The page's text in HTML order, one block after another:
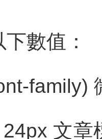
數值：
family)
文章